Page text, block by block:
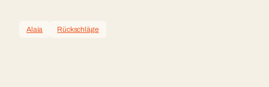
Alaia Rückschläge